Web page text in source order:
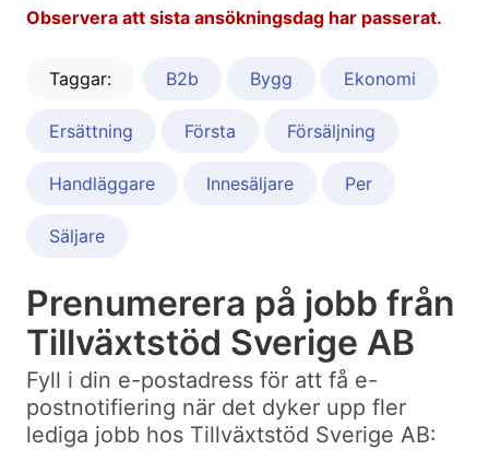
Observera att sista ansökningsdag har passerat.
Taggar: B2b Bygg Ekonomi
Ersättning Första Försäljning
Handläggare Innesäljare Per
Säljare
Prenumerera på jobb från
Tillväxtstöd Sverige AB
Fyll i din e-postadress för att få e-
postnotifiering när det dyker upp fler
lediga jobb hos Tillväxtstöd Sverige AB: